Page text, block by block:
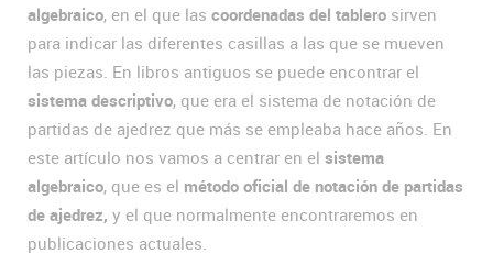
algebraico, en el que las coordenadas del tablero sirven
para indicar las diferentes casillas a las que se mueven
las piezas. En libros antiguos se puede encontrar el
sistema descriptivo, que era el sistema de notación de
partidas de ajedrez que más se empleaba hace años. En
este artículo nos vamos a centrar en el sistema
algebraico, que es el método oficial de notación de partidas
de ajedrez, y el que normalmente encontraremos en
publicaciones actuales.